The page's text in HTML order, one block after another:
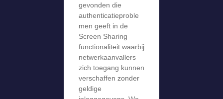
gevonden die
authenticatieproble
men geeft in de
Screen Sharing
functionaliteit waarbij
netwerkaanvallers
zich toegang kunnen
verschaffen zonder
geldige